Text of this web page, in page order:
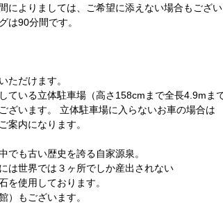
によりましては、ご希望に添えない場合もござい
は90分間です。
ただけます。
ている立体駐車場（高さ158cmまで全長4.9mま
ざいます。 立体駐車場に入らないお車の場合は
案内になります。
でも古い歴史を誇る自家源泉。
は世界では３ヶ所でしか産出されない
を使用しております。
）もございます。